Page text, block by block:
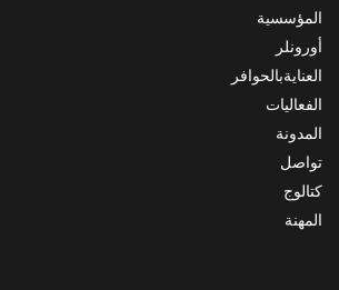
المؤسسية
أورونلر
العنايةبالحوافر
الفعاليات
المدونة
تواصل
كتالوج
المهنة